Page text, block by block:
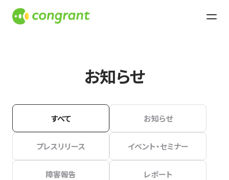
お知らせ
すべて お知らせ
プレスリリース イベント・セミナー
障害報告 レポート